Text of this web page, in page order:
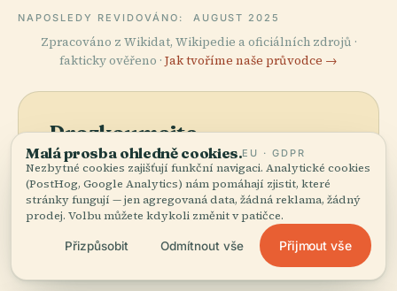
NAPOSLEDY REVIDOVÁNO: AUGUST 2025
Zpracováno z Wikidat, Wikipedie a oficiálních zdrojů ·
fakticky ověřeno · Jak tvoříme naše průvodce →
Prozkoumejte
okolí
Podívejte se na Morový
Sloup na mapě a objevte,
Zobrazit mapu
Malá prosba ohledně cookies.EU · GDPR
Nezbytné cookies zajišťují funkční navigaci. Analytické cookies
(PostHog, Google Analytics) nám pomáhají zjistit, které
stránky fungují — jen agregovaná data, žádná reklama, žádný
prodej. Volbu můžete kdykoli změnit v patičce.
Přizpůsobit Odmítnout vše Přijmout vše